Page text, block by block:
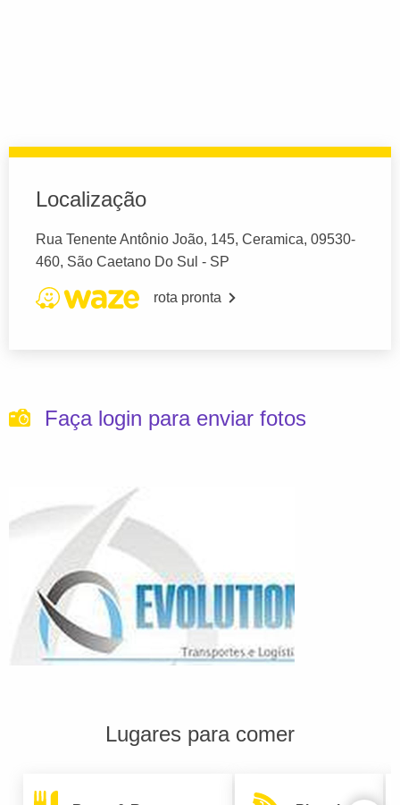
Localização
Rua Tenente Antônio João, 145, Ceramica, 09530-
460, São Caetano Do Sul - SP
rota pronta
Faça login para enviar fotos
Lugares para comer